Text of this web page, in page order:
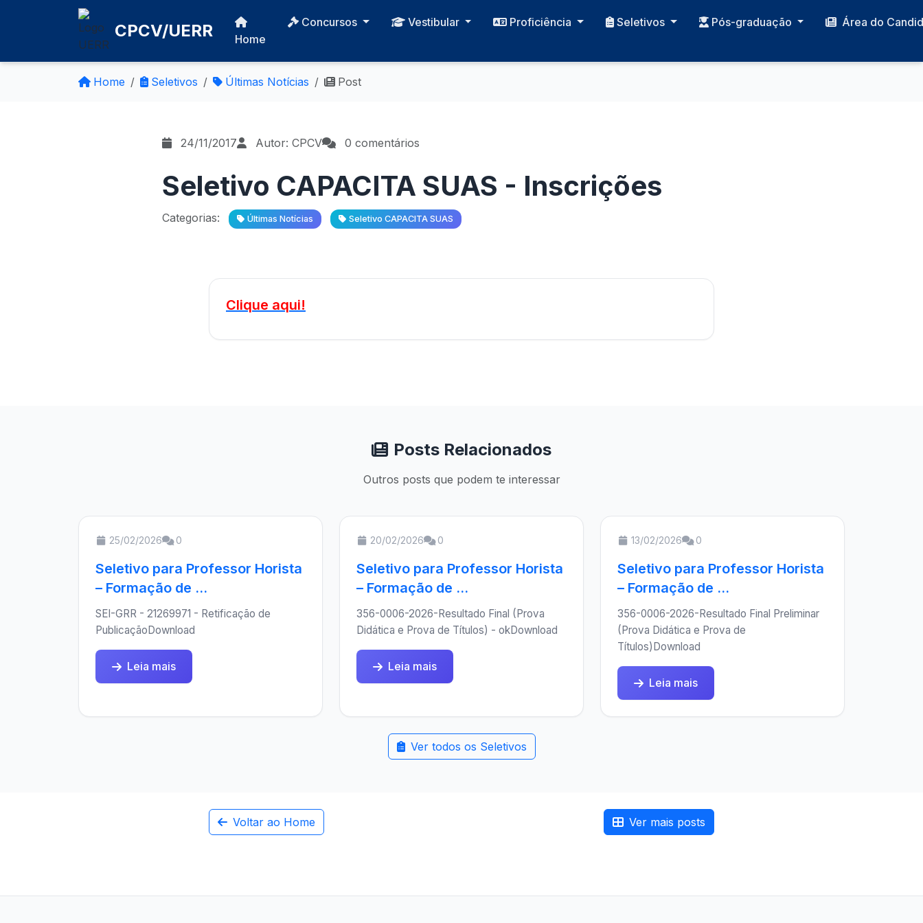
CPCV/UERR Home
Concursos Vestibular Proficiência Seletivos Pós-graduação Área do
Home Seletivos Últimas Notícias Post
24/11/2017 Autor: CPCV 0 comentários
Seletivo CAPACITA SUAS - Inscrições
Categorias: Últimas Notícias Seletivo CAPACITA SUAS
Clique aqui!
Posts Relacionados
Outros posts que podem te interessar
25/02/2026 0
Seletivo para Professor Horista
– Formação de ...
SEI-GRR - 21269971 - Retificação de
PublicaçãoDownload
Leia mais
20/02/2026 0
Seletivo para Professor Horista
– Formação de ...
356-0006-2026-Resultado Final (Prova
Didática e Prova de Títulos) - okDownload
Leia mais
13/02/2026 0
Seletivo para Professor Horista
– Formação de ...
356-0006-2026-Resultado Final Preliminar
(Prova Didática e Prova de
Títulos)Download
Leia mais
Ver todos os Seletivos
Voltar ao Home Ver mais posts